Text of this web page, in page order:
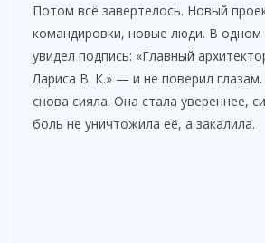
Потом всё завертелось. Новый
командировки, новые люди. В одном
увидел подпись: «Главный
Лариса В. К.» — и не поверил
снова сияла. Она стала увереннее,
боль не уничтожила её, а закалила.